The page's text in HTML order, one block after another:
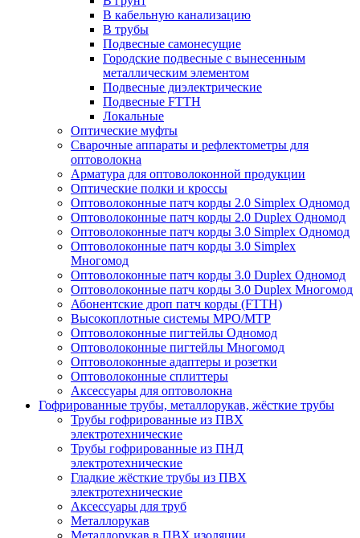
В кабельную канализацию
В трубы
Подвесные самонесущие
Городские подвесные с вынесенным
металлическим элементом
Подвесные диэлектрические
Подвесные FTTH
Локальные
Оптические муфты
Сварочные аппараты и рефлектометры для
оптоволокна
Арматура для оптоволоконной продукции
Оптические полки и кроссы
Оптоволоконные патч корды 2.0 Simplex Одномод
Оптоволоконные патч корды 2.0 Duplex Одномод
Оптоволоконные патч корды 3.0 Simplex Одномод
Оптоволоконные патч корды 3.0 Simplex
Многомод
Оптоволоконные патч корды 3.0 Duplex Одномод
Оптоволоконные патч корды 3.0 Duplex Многомод
Абонентские дроп патч корды (FTTH)
Высокоплотные системы MPO/MTP
Оптоволоконные пигтейлы Одномод
Оптоволоконные пигтейлы Многомод
Оптоволоконные адаптеры и розетки
Оптоволоконные сплиттеры
Аксессуары для оптоволокна
Гофрированные трубы, металлорукав, жёсткие трубы
Трубы гофрированные из ПВХ
электротехнические
Трубы гофрированные из ПНД
электротехнические
Гладкие жёсткие трубы из ПВХ
электротехнические
Аксессуары для труб
Металлорукав
Металлорукав в ПВХ изоляции